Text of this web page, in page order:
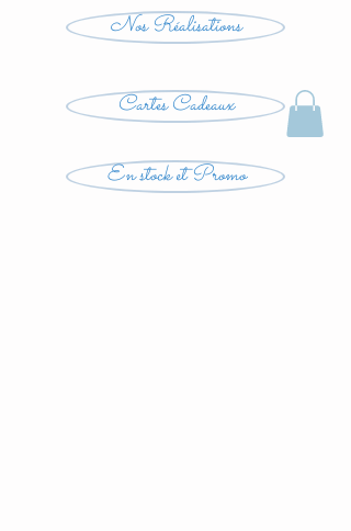
Nos Réalisations
Cartes Cadeaux
En stock et Promo